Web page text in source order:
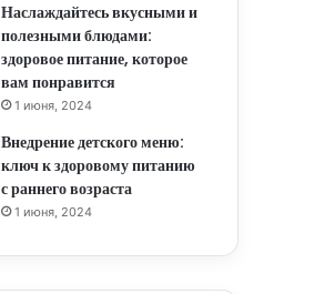
Наслаждайтесь вкусными и
полезными блюдами:
здоровое питание, которое
вам понравится
1 июня, 2024
Внедрение детского меню:
ключ к здоровому питанию
с раннего возраста
1 июня, 2024